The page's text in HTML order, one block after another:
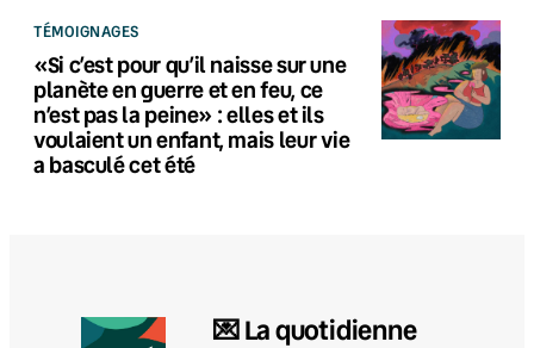
TÉMOIGNAGES
«Si c’est pour qu’il naisse sur une
planète en guerre et en feu, ce
n’est pas la peine» : elles et ils
voulaient un enfant, mais leur vie
a basculé cet été
💌 La quotidienne